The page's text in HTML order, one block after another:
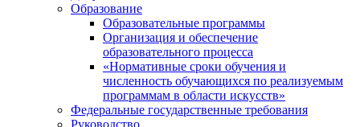
Образование
Образовательные программы
Организация и обеспечение
образовательного процесса
«Нормативные сроки обучения и
численность обучающихся по реализуемым
программам в области искусств»
Федеральные государственные требования
Руководство